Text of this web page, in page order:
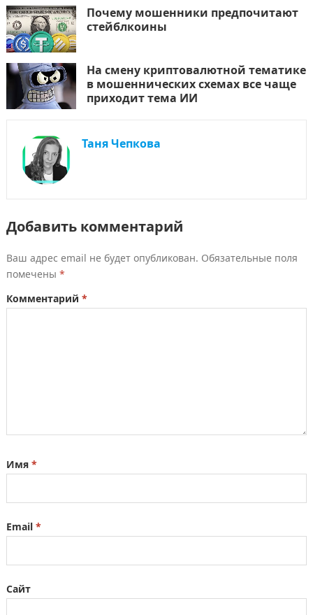
Почему мошенники предпочитают
стейблкоины
На смену криптовалютной тематике
в мошеннических схемах все чаще
приходит тема ИИ
Таня Чепкова
Добавить комментарий
Ваш адрес email не будет опубликован. Обязательные поля
помечены *
Комментарий *
Имя *
Email *
Сайт